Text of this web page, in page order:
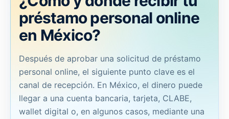
préstamo personal online
en México?
Después de aprobar una solicitud de préstamo
personal online, el siguiente punto clave es el
canal de recepción. En México, el dinero puede
llegar a una cuenta bancaria, tarjeta, CLABE,
wallet digital o, en algunos casos, mediante una